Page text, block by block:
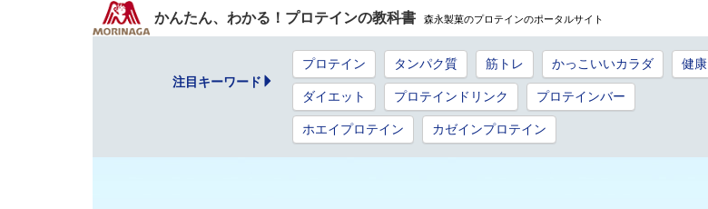
かんたん、わかる！プロテインの教科書 森永製菓のプロテインのポータルサイト
注目キーワード
プロテイン タンパク質 筋トレ かっこいいカラダ 健康
ダイエット プロテインドリンク プロテインバー
ホエイプロテイン カゼインプロテイン